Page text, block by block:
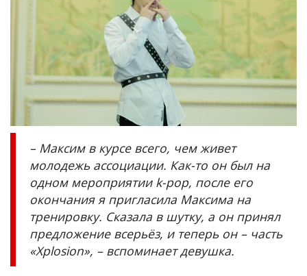
– Максим в курсе всего, чем живет
молодежь ассоциации. Как-то он был на
одном мероприятии k-pop, после его
окончания я пригласила Максима на
тренировку. Сказала в шутку, а он принял
предложение всерьёз, и теперь он – часть
«Xplosion», – вспоминает девушка.